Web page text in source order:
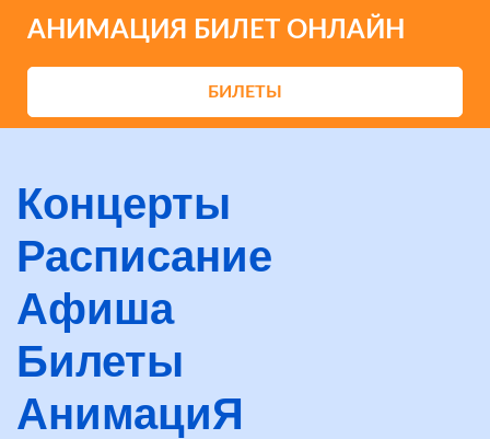
АНИМАЦИЯ БИЛЕТ ОНЛАЙН
БИЛЕТЫ
Концерты
Расписание
Афиша
Билеты
АнимациЯ